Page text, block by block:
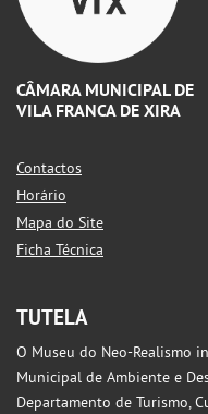
CÂMARA MUNICIPAL DE
VILA FRANCA DE XIRA
Contactos
Horário
Mapa do Site
Ficha Técnica
TUTELA
O Museu do Neo-Realismo
Municipal de Ambiente e
Departamento de Turismo,